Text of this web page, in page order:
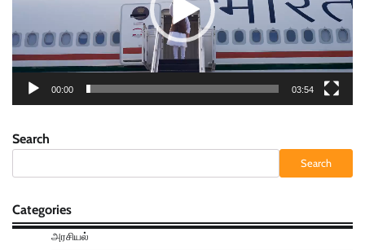
00:00 03:54
Search
Search
Categories
அரசியல்